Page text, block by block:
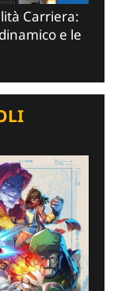
Carriera:
e le